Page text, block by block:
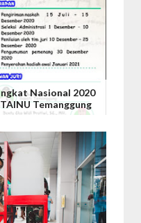
Nasional 2020
Temanggung